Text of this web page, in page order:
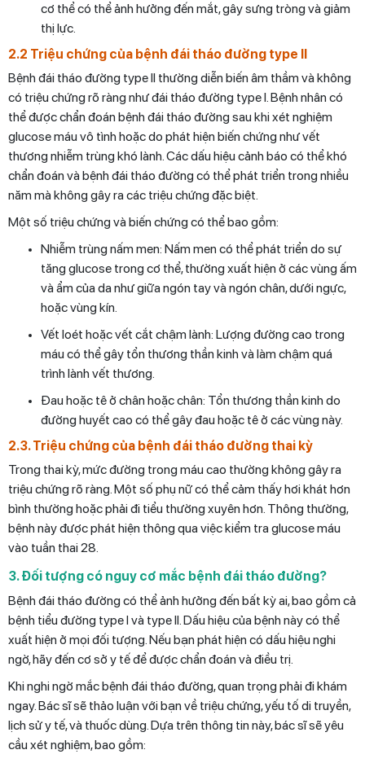
cơ thể có thể ảnh hưởng đến mắt, gây sưng tròng và giảm
thị lực.
2.2 Triệu chứng của bệnh đái tháo đường type II
Bệnh đái tháo đường type II thường diễn biến âm thầm và không
có triệu chứng rõ ràng như đái tháo đường type I. Bệnh nhân có
thể được chẩn đoán bệnh đái tháo đường sau khi xét nghiệm
glucose máu vô tình hoặc do phát hiện biến chứng như vết
thương nhiễm trùng khó lành. Các dấu hiệu cảnh báo có thể khó
chẩn đoán và bệnh đái tháo đường có thể phát triển trong nhiều
năm mà không gây ra các triệu chứng đặc biệt.
Một số triệu chứng và biến chứng có thể bao gồm:
Nhiễm trùng nấm men: Nấm men có thể phát triển do sự
tăng glucose trong cơ thể, thường xuất hiện ở các vùng ấm
và ẩm của da như giữa ngón tay và ngón chân, dưới ngực,
hoặc vùng kín.
Vết loét hoặc vết cắt chậm lành: Lượng đường cao trong
máu có thể gây tổn thương thần kinh và làm chậm quá
trình lành vết thương.
Đau hoặc tê ở chân hoặc chân: Tổn thương thần kinh do
đường huyết cao có thể gây đau hoặc tê ở các vùng này.
2.3. Triệu chứng của bệnh đái tháo đường thai kỳ
Trong thai kỳ, mức đường trong máu cao thường không gây ra
triệu chứng rõ ràng. Một số phụ nữ có thể cảm thấy hơi khát hơn
bình thường hoặc phải đi tiểu thường xuyên hơn. Thông thường,
bệnh này được phát hiện thông qua việc kiểm tra glucose máu
vào tuần thai 28.
3. Đối tượng có nguy cơ mắc bệnh đái tháo đường?
Bệnh đái tháo đường có thể ảnh hưởng đến bất kỳ ai, bao gồm cả
bệnh tiểu đường type I và type II. Dấu hiệu của bệnh này có thể
xuất hiện ở mọi đối tượng. Nếu bạn phát hiện có dấu hiệu nghi
ngờ, hãy đến cơ sở y tế để được chẩn đoán và điều trị.
Khi nghi ngờ mắc bệnh đái tháo đường, quan trọng phải đi khám
ngay. Bác sĩ sẽ thảo luận với bạn về triệu chứng, yếu tố di truyền,
lịch sử y tế, và thuốc dùng. Dựa trên thông tin này, bác sĩ sẽ yêu
cầu xét nghiệm, bao gồm: